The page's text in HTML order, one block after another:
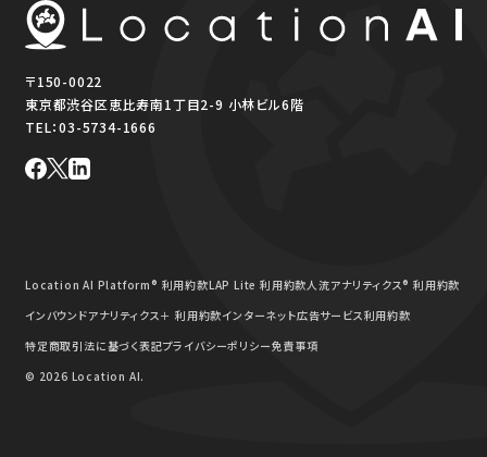
〒150-0022
東京都渋谷区恵比寿南1丁目2-9 小林ビル6階
TEL：03-5734-1666
Location AI Platform® 利用約款LAP Lite 利用約款人流アナリティクス® 利用約款
インバウンドアナリティクス＋ 利用約款インターネット広告サービス利用約款
特定商取引法に基づく表記プライバシーポリシー免責事項
© 2026 Location AI.